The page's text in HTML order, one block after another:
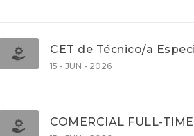
15 - JUN - 2026
COMERCIAL FULL-TIME